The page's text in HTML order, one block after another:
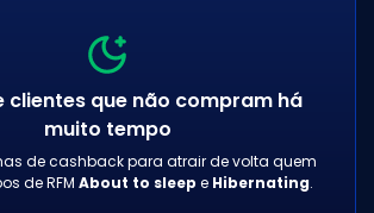
clientes que não compram há
muito tempo
de cashback para atrair de volta quem
de RFM About to sleep e Hibernating.